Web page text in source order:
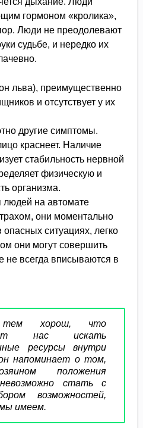
гормоном «кролика»,
Люди не преодолевают
судьбе, и нередко их
льва), преимущественно
и отсутствует у их
другие симптомы.
краснеет. Наличие
стабильность нервной
физическую и
организма.
на автомате
они моментально
опасных ситуациях, легко
они могут совершить
не всегда вписываются в
хорош, что
нас искать
ресурсы внутри
напоминает о том,
положения
стать с
возможностей,
имеем.